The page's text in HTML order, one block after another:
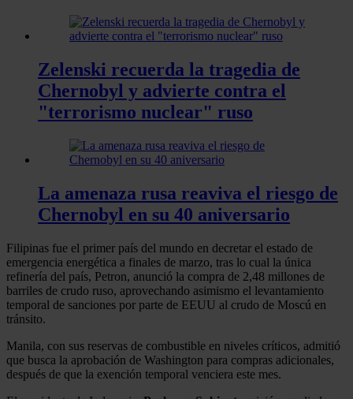
Zelenski recuerda la tragedia de
Chernobyl y advierte contra el
"terrorismo nuclear" ruso
La amenaza rusa reaviva el riesgo de
Chernobyl en su 40 aniversario
Filipinas fue el primer país del mundo en decretar el estado de
emergencia energética a finales de marzo, tras lo cual la única
refinería del país, Petron, anunció la compra de 2,48 millones de
barriles de crudo ruso, aprovechando asimismo el levantamiento
temporal de sanciones por parte de EEUU al crudo de Moscú en
tránsito.
Manila, con sus reservas de combustible en niveles críticos, admitió
que busca la aprobación de Washington para compras adicionales,
después de que la exención temporal venciera este mes.